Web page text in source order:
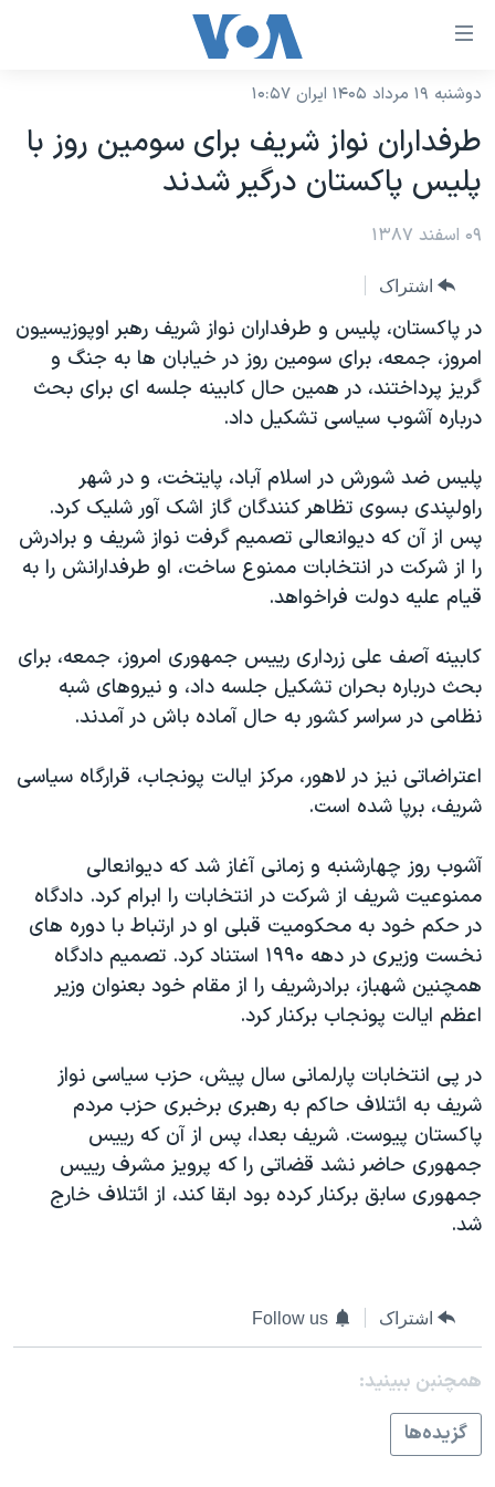
لینکهای
دسترسی
جهش
محتوای
اصلی
صفحه
اصلی
جهش
جستجو
نسخه سبک وب‌سایت
موضوع ها
ایران
آمریکا
جهان
ورزشی
گزیده‌ها
ویدیوها
فرهنگ و زندگی
حقوق شهروندی
اقتصادی
اسرائیل در جنگ
گالری عکس
برنامه های تلویزیونی
جدول برنامه ها
صفحه‌های ویژه
جام جهانی ۲۰۲۶
عملیات خشم حماسی
بایگانی برنامه‌های تلویزیونی
مستندها
انتخابات ریاست جمهوری آمریکا ۲۰۲۴
حمله جمهوری اسلامی به اسرائیل
ورزش زنان در ایران
اعتراضات زن، زندگی، آزادی
تریبونال مردمی آبان ۹۸
چهل سال گروگان‌گیری
قانون شفافیت دارائی کادر رهبری ایران
اعتراضات مردمی آبان ۹۸
اسرائیل در جنگ
نرگس محمدی برنده جایزه نوبل صلح
همایش محافظه‌کاران آمریکا «سی‌پک»
صفحه‌های ویژه
سفر پرزیدنت ترامپ به چین
فرکانس‌های صدای آمریکا
پخش رادیویی
دنبال کنید
زبانهای مختلف
دوشنبه ۱۹ مرداد ۱۴۰۵ ایران ۱۰:۵۷
طرفداران نواز شریف برای سومین روز با
پلیس پاکستان درگیر شدند
۰۹ اسفند ۱۳۸۷
اشتراک
در پاکستان، پلیس و طرفداران نواز شریف رهبر اوپوزیسیون
امروز، جمعه، برای سومین روز در خیابان ها به جنگ و
گریز پرداختند، در همین حال کابینه جلسه ای برای بحث
درباره آشوب سیاسی تشکیل داد.
پلیس ضد شورش در اسلام آباد، پایتخت، و در شهر
راولپندی بسوی تظاهر کنندگان گاز اشک آور شلیک کرد.
پس از آن که دیوانعالی تصمیم گرفت نواز شریف و برادرش
را از شرکت در انتخابات ممنوع ساخت، او طرفدارانش را به
قیام علیه دولت فراخواهد.
کابینه آصف علی زرداری رییس جمهوری امروز، جمعه، برای
بحث درباره بحران تشکیل جلسه داد، و نیروهای شبه
نظامی در سراسر کشور به حال آماده باش در آمدند.
اعتراضاتی نیز در لاهور، مرکز ایالت پونجاب، قرارگاه سیاسی
شریف، برپا شده است.
آشوب روز چهارشنبه و زمانی آغاز شد که دیوانعالی
ممنوعیت شریف از شرکت در انتخابات را ابرام کرد. دادگاه
در حکم خود به محکومیت قبلی او در ارتباط با دوره های
نخست وزیری در دهه ۱۹۹۰ استناد کرد. تصمیم دادگاه
همچنین شهباز، برادرشریف را از مقام خود بعنوان وزیر
اعظم ایالت پونجاب برکنار کرد.
در پی انتخابات پارلمانی سال پیش، حزب سیاسی نواز
شریف به ائتلاف حاکم به رهبری برخبری حزب مردم
پاکستان پیوست. شریف بعدا، پس از آن که رییس
جمهوری حاضر نشد قضاتی را که پرویز مشرف رییس
جمهوری سابق برکنار کرده بود ابقا کند، از ائتلاف خارج
شد.
اشتراک Follow us
همچنبن ببینید:
گزيده‌ها